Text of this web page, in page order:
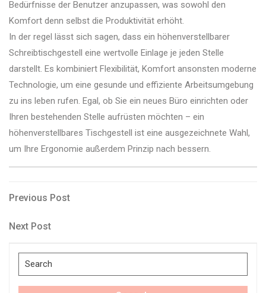
Bedürfnisse der Benutzer anzupassen, was sowohl den
Komfort denn selbst die Produktivität erhöht.
In der regel lässt sich sagen, dass ein höhenverstellbarer
Schreibtischgestell eine wertvolle Einlage je jeden Stelle
darstellt. Es kombiniert Flexibilität, Komfort ansonsten moderne
Technologie, um eine gesunde und effiziente Arbeitsumgebung
zu ins leben rufen. Egal, ob Sie ein neues Büro einrichten oder
Ihren bestehenden Stelle aufrüsten möchten – ein
höhenverstellbares Tischgestell ist eine ausgezeichnete Wahl,
um Ihre Ergonomie außerdem Prinzip nach bessern.
Post
navigation
Previous
Previous Post
Next
Next Post
Search
for: